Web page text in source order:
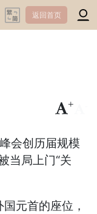
返回首页
+
会创历届规模
当局上门“关
元首的座位，